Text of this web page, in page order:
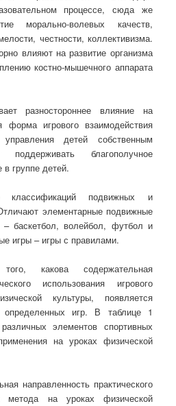
процессе, сюда же
морально-волевых качеств,
честности, коллективизма.
влияют на развитие организма
костно-мышечного аппарата
разностороннее влияние на
форма игрового взаимодействия
детей собственным
поддерживать благополучное
группе детей.
классификаций подвижных и
элементарные подвижные
баскетбол, волейбол, футбол и
игры – игры с правилами.
какова содержательная
использования игрового
культуры, появляется
определенных игр. В таблице 1
элементов спортивных
на уроках физической
направленность практического
метода на уроках физической